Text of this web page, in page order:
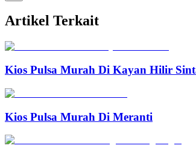
Artikel Terkait
Kios Pulsa Murah Di Kayan Hilir
Kios Pulsa Murah Di Meranti